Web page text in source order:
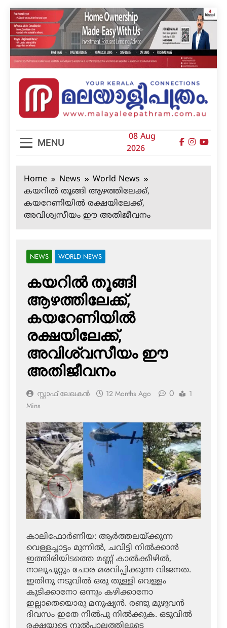
Skip
to
content
മലയാളിപത്രം
MENU
08 Aug
2026
Home News
World News
കയറില്‍ തൂങ്ങി ആഴത്തിലേക്ക്,
കയറേണിയില്‍ രക്ഷയിലേക്ക്,
അവിശ്വസീയം ഈ അതിജീവനം
NEWS WORLD NEWS
കയറില്‍ തൂങ്ങി
ആഴത്തിലേക്ക്,
കയറേണിയില്‍
രക്ഷയിലേക്ക്,
അവിശ്വസീയം ഈ
അതിജീവനം
സ്റ്റാഫ് ലേഖകൻ 12 Months Ago 0
1
Mins
കാലിഫോര്‍ണിയ: ആര്‍ത്തലയ്ക്കുന്ന
വെള്ളച്ചാട്ടം മുന്നില്‍, ചവിട്ടി നില്‍ക്കാന്‍
ഇത്തിരിയിടത്തെ മണ്ണ് കാല്‍ക്കീഴില്‍,
നാലുചുറ്റും ചോര മരവിപ്പിക്കുന്ന വിജനത.
ഇതിനു നടുവില്‍ ഒരു തുള്ളി വെള്ളം
കുടിക്കാനോ ഒന്നും കഴിക്കാനോ
ഇല്ലാതെയൊരു മനുഷ്യന്‍. രണ്ടു മുഴുവന്‍
ദിവസം ഇതേ നില്‍പു നില്‍ക്കുക. ഒടുവില്‍
രക്ഷയുടെ നൂല്‍പാലത്തിലൂടെ